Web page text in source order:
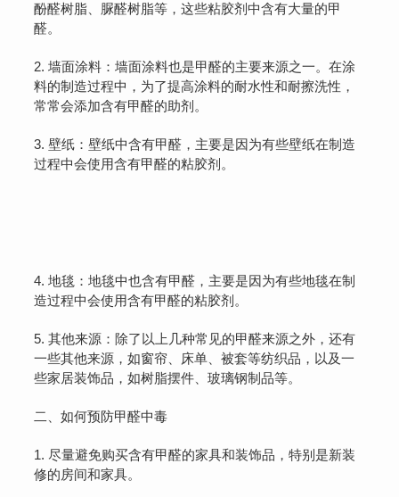
酚醛树脂、脲醛树脂等，这些粘胶剂中含有大量的甲
醛。
2. 墙面涂料：墙面涂料也是甲醛的主要来源之一。在涂
料的制造过程中，为了提高涂料的耐水性和耐擦洗性，
常常会添加含有甲醛的助剂。
3. 壁纸：壁纸中含有甲醛，主要是因为有些壁纸在制造
过程中会使用含有甲醛的粘胶剂。
4. 地毯：地毯中也含有甲醛，主要是因为有些地毯在制
造过程中会使用含有甲醛的粘胶剂。
5. 其他来源：除了以上几种常见的甲醛来源之外，还有
一些其他来源，如窗帘、床单、被套等纺织品，以及一
些家居装饰品，如树脂摆件、玻璃钢制品等。
二、如何预防甲醛中毒
1. 尽量避免购买含有甲醛的家具和装饰品，特别是新装
修的房间和家具。